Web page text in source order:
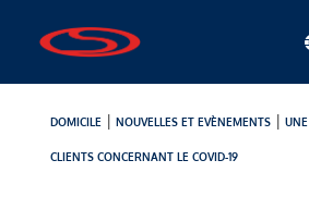
DOMICILE | NOUVELLES ET EVÈNEMENTS|
CLIENTS CONCERNANT LE COVID-19